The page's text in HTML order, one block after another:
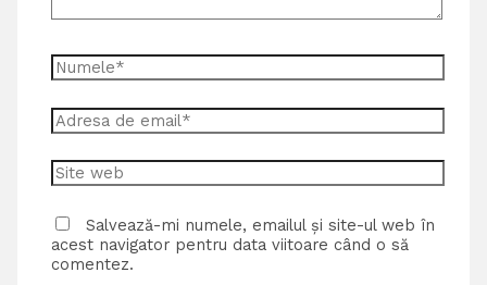
Salvează-mi numele, emailul și site-ul web în
acest navigator pentru data viitoare când o să
comentez.